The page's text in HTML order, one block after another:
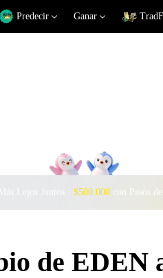
Predecir Ganar
Lejos Juntos · $500.000con Pasos
de EDEN